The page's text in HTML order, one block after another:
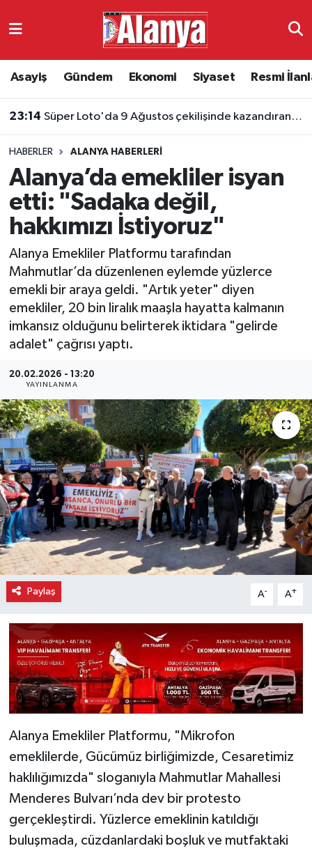
Asayiş Gündem Ekonomi Siyaset Resmi
23:14 Süper Loto'da 9 Ağustos çekilişinde kazandıran numaralar belli oldu
HABERLER ALANYA HABERLERI
Alanya’da emekliler isyan
etti: "Sadaka değil,
hakkımızı İstiyoruz"
Alanya Emekliler Platformu tarafından
Mahmutlar’da düzenlenen eylemde yüzlerce
emekli bir araya geldi. "Artık yeter" diyen
emekliler, 20 bin liralık maaşla hayatta kalmanın
imkansız olduğunu belirterek iktidara "gelirde
adalet" çağrısı yaptı.
20.02.2026 - 13:20
YAYINLANMA
Paylaş A- A+
Alanya Emekliler Platformu, "Mikrofon
emeklilerde, Gücümüz birliğimizde, Cesaretimiz
haklılığımızda" sloganıyla Mahmutlar Mahallesi
Menderes Bulvarı’nda dev bir protesto
gerçekleştirdi. Yüzlerce emeklinin katıldığı
buluşmada, cüzdanlardaki boşluk ve mutfaktaki
Ekonomi
Resmi İlanlar
Alanyaspor
Turizm
E-Gazete
Antalya Namaz Vakitleri
Süper Lig Puan Durumu ve Fikstür
Tüm Manşetler
Son Dakika Haberleri
Haber Arşivi